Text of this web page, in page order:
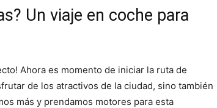
Un viaje en coche para
Ahora es momento de iniciar la ruta de
de los atractivos de la ciudad, sino también
más y prendamos motores para esta